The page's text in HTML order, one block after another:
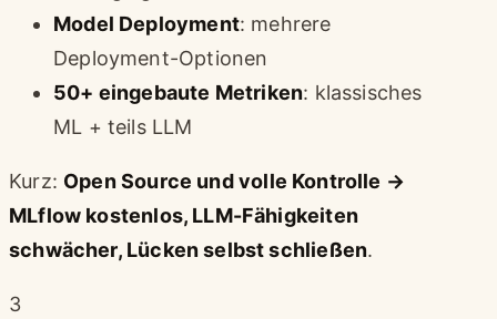
Model Deployment: mehrere
Deployment-Optionen
50+ eingebaute Metriken: klassisches
ML + teils LLM
Kurz: Open Source und volle Kontrolle →
MLflow kostenlos, LLM-Fähigkeiten
schwächer, Lücken selbst schließen.
3